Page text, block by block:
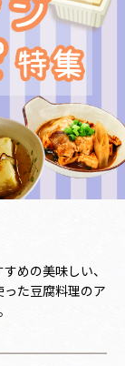
めの美味しい、
た豆腐料理のア